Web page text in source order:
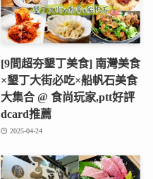
[9間超夯墾丁美食] 南灣美食
×墾丁大街必吃×船帆石美食
大集合 @ 食尚玩家,ptt好評
dcard推薦
2025-04-24